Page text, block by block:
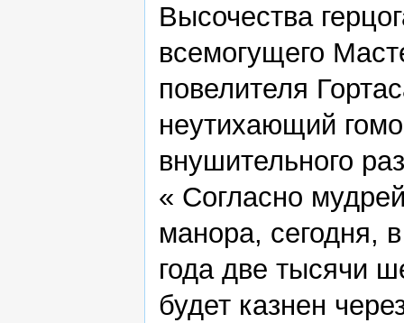
Высочества
всемогущего
повелителя
неутихающий
внушительного
« Согласно
манора, сегодня,
года две тысячи
будет казнен